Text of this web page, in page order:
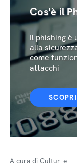
Cos'è il
Il phishing è
alla
come
attacchi
A cura di Cultur-e